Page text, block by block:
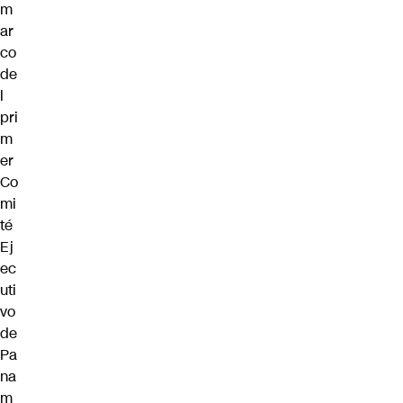
m
ar
co
de
l
pri
m
er
Co
mi
té
Ej
ec
uti
vo
de
Pa
na
m